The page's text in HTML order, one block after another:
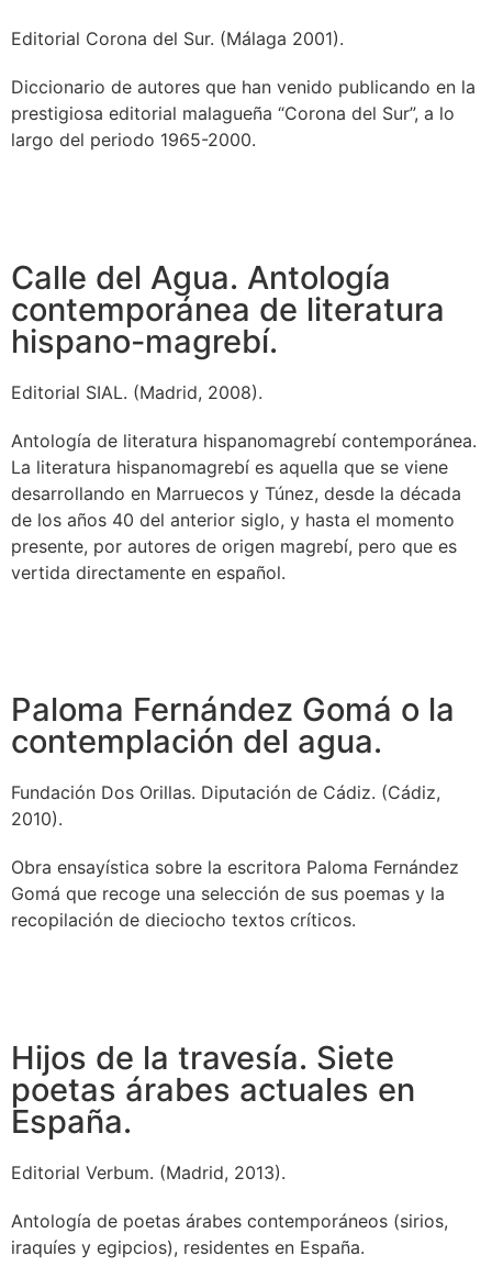
Editorial Corona del Sur. (Málaga 2001).
Diccionario de autores que han venido publicando en la
prestigiosa editorial malagueña “Corona del Sur”, a lo
largo del periodo 1965-2000.
Calle del Agua. Antología
contemporánea de literatura
hispano-magrebí.
Editorial SIAL. (Madrid, 2008).
Antología de literatura hispanomagrebí contemporánea.
La literatura hispanomagrebí es aquella que se viene
desarrollando en Marruecos y Túnez, desde la década
de los años 40 del anterior siglo, y hasta el momento
presente, por autores de origen magrebí, pero que es
vertida directamente en español.
Paloma Fernández Gomá o la
contemplación del agua.
Fundación Dos Orillas. Diputación de Cádiz. (Cádiz,
2010).
Obra ensayística sobre la escritora Paloma Fernández
Gomá que recoge una selección de sus poemas y la
recopilación de dieciocho textos críticos.
Hijos de la travesía. Siete
poetas árabes actuales en
España.
Editorial Verbum. (Madrid, 2013).
Antología de poetas árabes contemporáneos (sirios,
iraquíes y egipcios), residentes en España.